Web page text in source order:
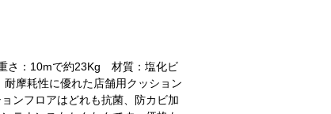
さ：10mで約23Kg 材質：塩化ビ
摩耗性に優れた店舗用クッション
ンフロアはどれも抗菌、防カビ加